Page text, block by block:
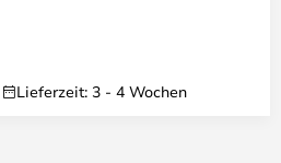
Lieferzeit: 3 - 4 Wochen